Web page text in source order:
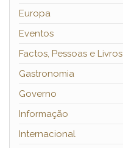
Europa
Eventos
Factos, Pessoas e Livros
Gastronomia
Governo
Informação
Internacional